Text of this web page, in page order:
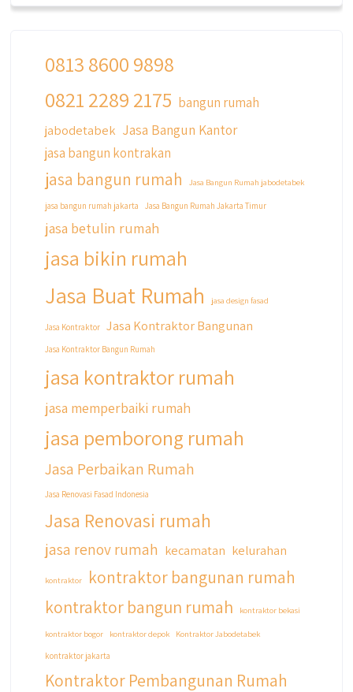
0813 8600 9898
0821 2289 2175 bangun rumah
jabodetabek Jasa Bangun Kantor
jasa bangun kontrakan
jasa bangun rumah Jasa Bangun Rumah jabodetabek
jasa bangun rumah jakarta Jasa Bangun Rumah Jakarta Timur
jasa betulin rumah
jasa bikin rumah
Jasa Buat Rumah jasa design fasad
Jasa Kontraktor Jasa Kontraktor Bangunan
Jasa Kontraktor Bangun Rumah
jasa kontraktor rumah
jasa memperbaiki rumah
jasa pemborong rumah
Jasa Perbaikan Rumah
Jasa Renovasi Fasad Indonesia
Jasa Renovasi rumah
jasa renov rumah kecamatan kelurahan
kontraktor
kontraktor bangunan rumah
kontraktor bangun rumah
kontraktor bekasi
kontraktor bogor kontraktor depok
Kontraktor Jabodetabek
kontraktor jakarta
Kontraktor Pembangunan Rumah